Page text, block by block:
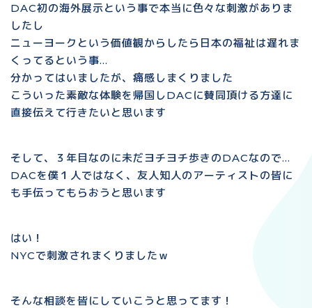
DAC初の海外展示という事で本当に色々な刺激がありま
したし
ニューヨークという価値観からしたら日本の福祉は遅れま
くってるという事…
分かってはいましたが、痛感しまくりました
こういった素敵な体験を帰国しDACに賛同頂ける方達に
直接伝えて行きたいと思います
そして、３年目なのに未だヨチヨチ歩きのDACなので…
DACを僕１人ではなく、友人知人のアーティストの皆に
も手伝ってもらおうと思います
はい！
NYCで刺激されまくりましたｗ
そんな相談を皆にしていこうと思ってます！